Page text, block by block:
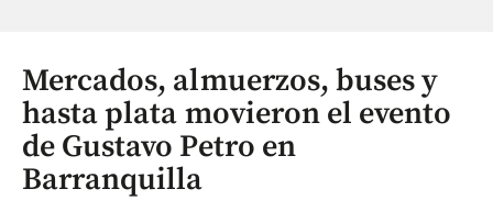
Mercados, almuerzos, buses y
hasta plata movieron el evento
de Gustavo Petro en
Barranquilla